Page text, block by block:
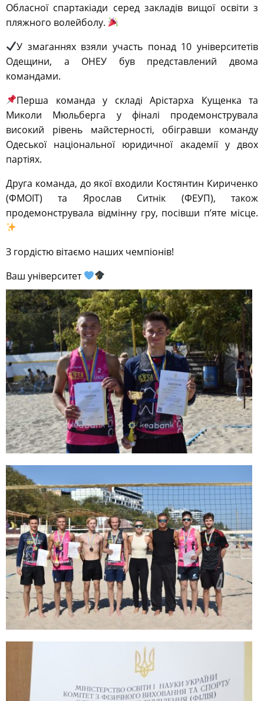
Обласної спартакіади серед закладів вищої освіти з
пляжного волейболу.
У змаганнях взяли участь понад 10 університетів
Одещини, а ОНЕУ був представлений двома
командами.
Перша команда у складі Арістарха Кущенка та
Миколи Мюльберга у фіналі продемонструвала
високий рівень майстерності, обігравши команду
Одеської національної юридичної академії у двох
партіях.
Друга команда, до якої входили Костянтин Кириченко
(ФМОІТ) та Ярослав Ситнік (ФЕУП), також
продемонструвала відмінну гру, посівши п’яте місце.
З гордістю вітаємо наших чемпіонів!
Ваш університет